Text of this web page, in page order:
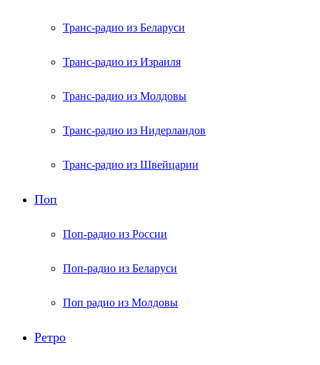
Транс-радио из Беларуси
Транс-радио из Израиля
Транс-радио из Молдовы
Транс-радио из Нидерландов
Транс-радио из Швейцарии
Поп
Поп-радио из России
Поп-радио из Беларуси
Поп радио из Молдовы
Ретро